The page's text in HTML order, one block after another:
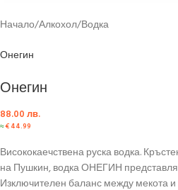
Начало/Алкохол/Водка
Онегин
Онегин
88.00 лв.
≈€44.99
Висококаечствена руска водка.
на Пушкин, водка ОНЕГИН
Изключителен баланс между мекота и